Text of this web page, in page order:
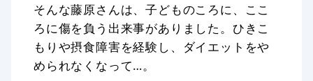
そんな藤原さんは、子どものころに、ここ
ろに傷を負う出来事がありました。ひきこ
もりや摂食障害を経験し、ダイエットをや
められなくなって…。